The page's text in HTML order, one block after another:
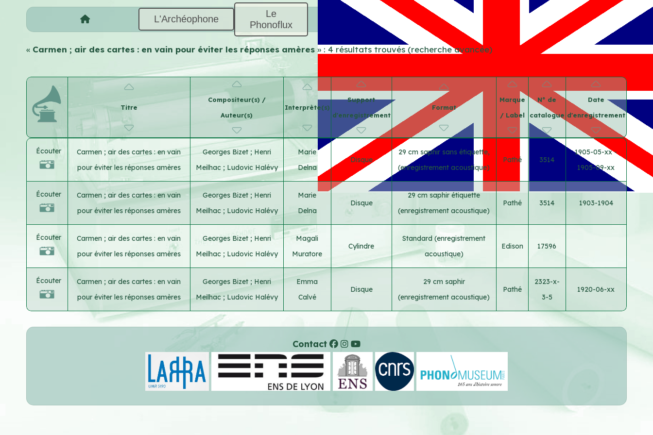
L'Archéophone
Le
Phonoflux
«Carmen ; air des cartes : en vain pour éviter les réponses amères » : 4 résultats trouvés (recherche avancée)
Titre
Compositeur(s) /
Auteur(s)
Interprète(s)
Support
d'enregistrement
Format
Marque
/ Label
N° de
catalogue
Date
d'enregistrement
Écouter
Carmen ; air des cartes : en vain
pour éviter les réponses amères
Georges Bizet ; Henri
Meilhac ; Ludovic Halévy
Marie
Delna
Disque
29 cm saphir sans étiquette,
(enregistrement acoustique)
Pathé 3514
1905-05-xx -
1905-09-xx
Écouter
Carmen ; air des cartes : en vain
pour éviter les réponses amères
Georges Bizet ; Henri
Meilhac ; Ludovic Halévy
Marie
Delna
Disque
29 cm saphir étiquette
(enregistrement acoustique)
Pathé 3514 1903-1904
Écouter
Carmen ; air des cartes : en vain
pour éviter les réponses amères
Georges Bizet ; Henri
Meilhac ; Ludovic Halévy
Magali
Muratore
Cylindre
Standard (enregistrement
acoustique)
Edison 17596
Écouter
Carmen ; air des cartes : en vain
pour éviter les réponses amères
Georges Bizet ; Henri
Meilhac ; Ludovic Halévy
Emma
Calvé
Disque
29 cm saphir
(enregistrement acoustique)
Pathé
2323-x-
3-5
1920-06-xx
Contact